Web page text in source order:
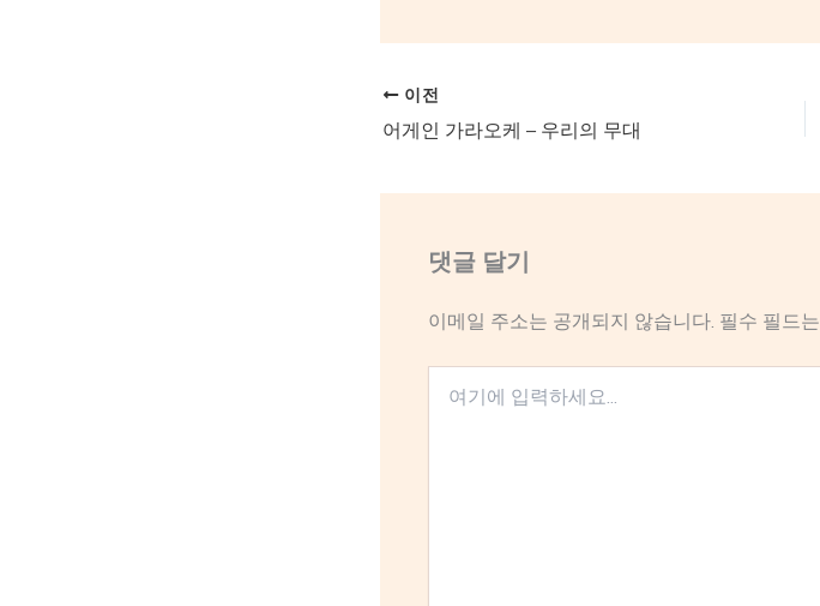
이전
어게인 가라오케 – 우리의 무대
댓글 달기
이메일 주소는 공개되지 않습니다. 필수 필드는